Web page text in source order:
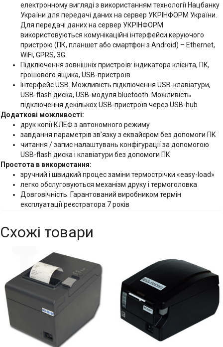
електронному вигляді з використанням технології Нацбанку
України для передачі даних на сервер УКРІНФОРМ України.
Для передачі даних на сервер УКРІНФОРМ
використовуються комунікаційні інтерфейси керуючого
пристрою (ПК, планшет або смартфон з Android) – Ethernet,
WiFi, GPRS, 3G.
Підключення зовнішніх пристроїв: індикатора клієнта, ПК,
грошового ящика, USB-пристроїв
Інтерфейс USB. Можливість підключення USB-клавіатури,
USB-flash диска, USB-модуля bluetooth. Можливість
підключення декількох USB-пристроїв через USB-hub
Додаткові можливості:
друк копії КЛЕФ з автономного режиму
завдання параметрів зв’язку з еквайєром без допомоги ПК
читання / запис налаштувань конфігурації за допомогою
USB-flash диска і клавіатури без допомоги ПК
Простота в використання:
зручний і швидкий процес заміни термострічки «easy-load»
легко обслуговуються механізм друку і термоголовка
Довговічність. Гарантований виробником термін
експлуатації реєстратора 7 років
Схожі товари